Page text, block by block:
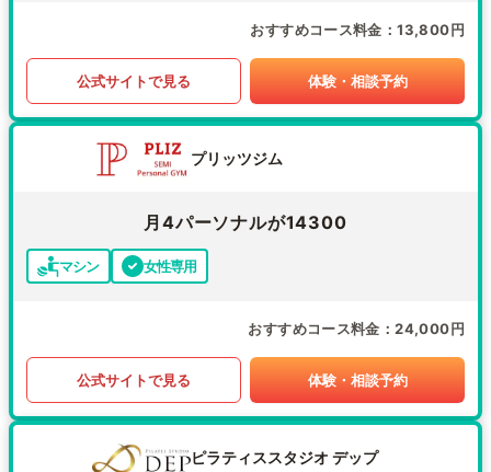
おすすめコース料金 13,800円
公式サイトで見る 体験・相談予約
プリッツジム
月4パーソナルが14300
マシン 女性専用
おすすめコース料金 24,000円
公式サイトで見る 体験・相談予約
ピラティススタジオ デップ